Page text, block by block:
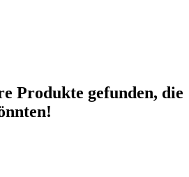
Produkte gefunden, die